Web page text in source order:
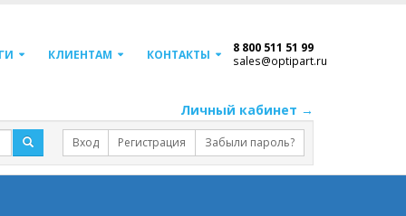
КЛИЕНТАМ КОНТАКТЫ 8 800 511 51 99
sales@optipart.ru
Личный кабинет →
Вход Регистрация Забыли пароль?